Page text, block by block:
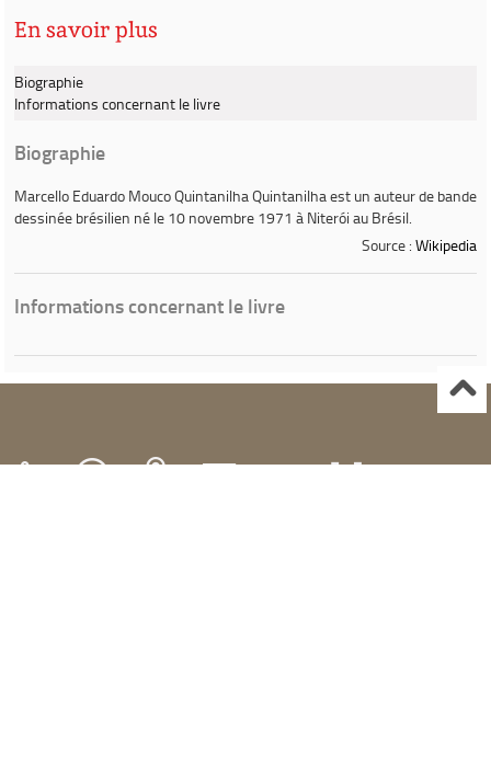
En savoir plus
Biographie
Informations concernant le livre
Biographie
Marcello Eduardo Mouco Quintanilha Quintanilhaest un auteur de bande
dessinée brésilien né le 10 novembre 1971 à Niterói au Brésil.
Source : Wikipedia
Informations concernant le livre